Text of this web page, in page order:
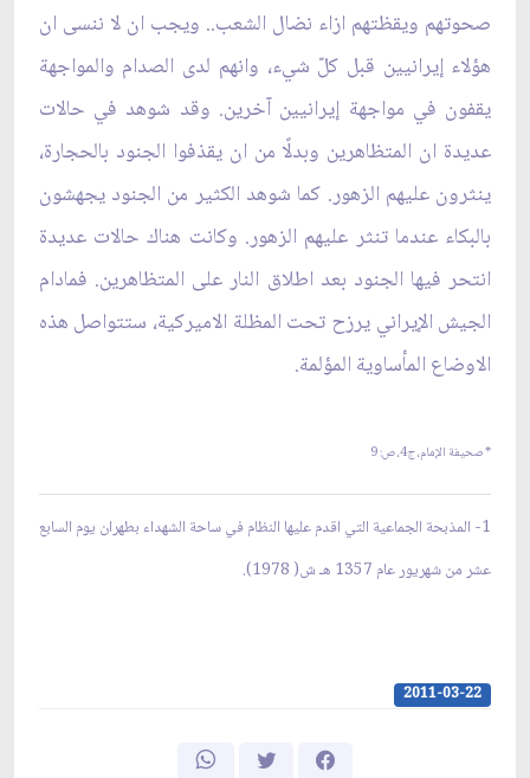
صحوتهم ويقظتهم ازاء نضال الشعب.. ويجب ان لا ننسى ان
هؤلاء إيرانيين قبل كلّ شي‏ء، وانهم لدى الصدام والمواجهة
يقفون في مواجهة إيرانيين آخرين. وقد شوهد في حالات
عديدة ان المتظاهرين وبدلًا من ان يقذفوا الجنود بالحجارة،
ينثرون عليهم الزهور. كما شوهد الكثير من الجنود يجهشون
بالبكاء عندما تنثر عليهم الزهور. وكانت هناك حالات عديدة
انتحر فيها الجنود بعد اطلاق النار على المتظاهرين. فمادام
الجيش الإيراني يرزح تحت المظلة الاميركية، ستتواصل هذه
الاوضاع المأساوية المؤلمة.
* صحيفة الإمام، ج‏4، ص: 9
1- المذبحة الجماعية التي اقدم عليها النظام في ساحة الشهداء بطهران يوم السابع
عشر من شهريور عام 1357 هـ ش( 1978).
2011-03-22